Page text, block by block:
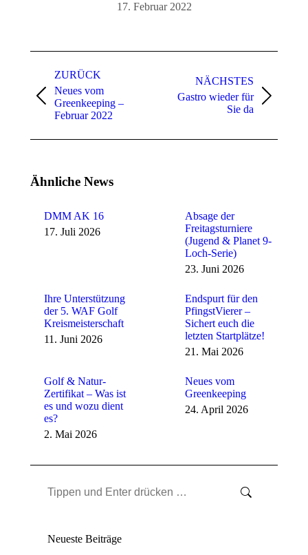
17. Februar 2022
ZURÜCK
Vorheriger
Beitrag:
Neues vom
Greenkeeping –
Februar 2022
NÄCHSTES
Nächster
Gastro wieder für
Sie da
Ähnliche News
DMM AK 16
17. Juli 2026
Absage der
Freitagsturniere
(Jugend & Planet 9-
Loch-Serie)
23. Juni 2026
Ihre Unterstützung
der 5. WAF Golf
Kreismeisterschaft
11. Juni 2026
Endspurt für den
PfingstVierer –
Sichert euch die
letzten Startplätze!
21. Mai 2026
Golf & Natur-
Zertifikat – Was ist
es und wozu dient
es?
2. Mai 2026
Neues vom
Greenkeeping
24. April 2026
Search:
Neueste Beiträge